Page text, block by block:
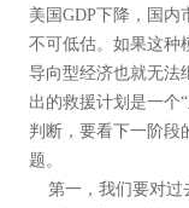
美国GDP下降，国
不可低估。如果这种
导向型经济也就无法
出的救援计划是一个
判断，要看下一阶段
题。
第一，我们要对过